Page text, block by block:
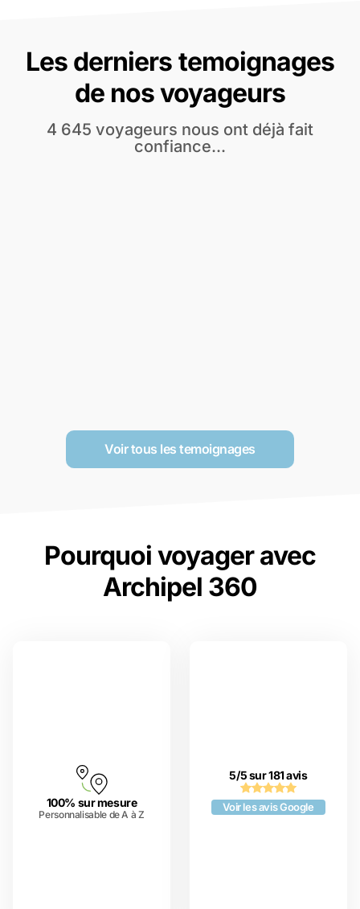
Les derniers temoignages
de nos voyageurs
4 645 voyageurs nous ont déjà fait
confiance...
Voir tous les temoignages
Pourquoi voyager avec
Archipel 360
100% sur mesure
Personnalisable de A à Z
5/5 sur 181 avis
Voir les avis Google